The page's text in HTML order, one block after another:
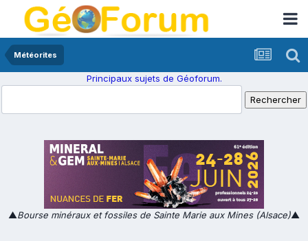
Météorites
Principaux sujets de Géoforum.
▲Bourse minéraux et fossiles de Sainte Marie aux Mines (Alsace)▲